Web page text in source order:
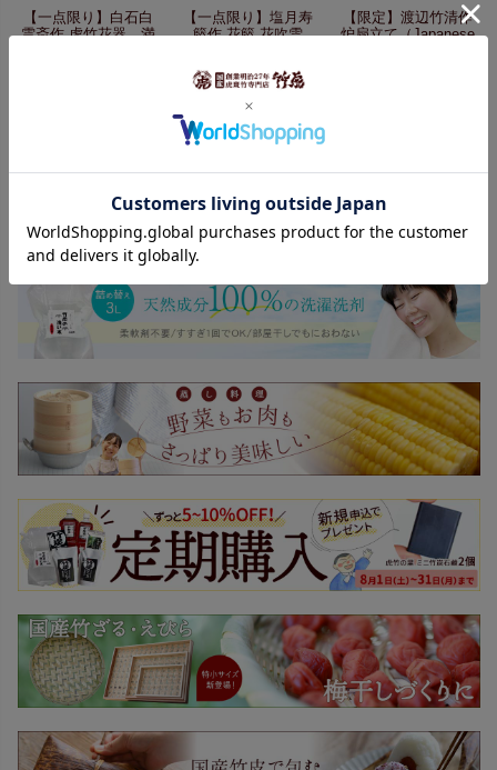
【一点限り】 白石白
雲斎作 虎竹花器 満
【一点限り】塩月寿
籃作 花籃 花吹雪
art by Juran
Shiotsuki）
¥550,000（税抜）
【限定】渡辺竹清作
炉扇立て（Japanese